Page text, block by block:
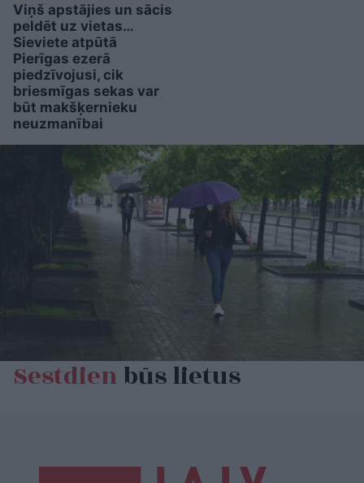
Viņš apstājies un sācis
peldēt uz vietas…
Sieviete atpūtā
Pierīgas ezerā
piedzīvojusi, cik
briesmīgas sekas var
būt makšķernieku
neuzmanībai
Sestdienbūs lietus